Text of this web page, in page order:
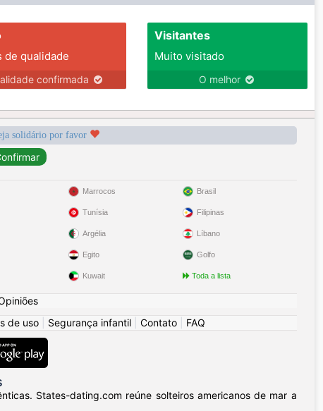
de qualidade
confirmada
Visitantes
Muito visitado
O melhor
solidário por favor
Marrocos
Tunísia
Argélia
Egito
Kuwait
Brasil
Filipinas
Líbano
Golfo
Toda a lista
de uso Segurança infantil Contato FAQ
States-dating.com reúne solteiros americanos de mar a